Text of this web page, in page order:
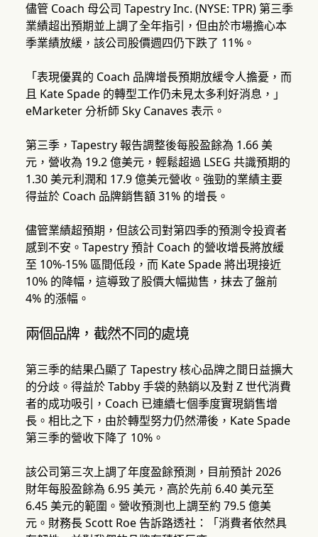
儘管 Coach 母公司 Tapestry Inc. (NYSE: TPR) 第三季
業績超出預期並上調了全年指引，但由於市場擔心本
季業績放緩，該公司股價週四仍下跌了 11%。
「表現優異的 Coach 品牌增長預期放緩令人擔憂，而
且 Kate Spade 的轉型工作仍未見太多利好消息，」
eMarketer 分析師 Sky Canaves 表示。
第三季，Tapestry 報告調整後每股盈餘為 1.66 美
元，營收為 19.2 億美元，輕鬆超過 LSEG 共識預期的
1.30 美元利潤和 17.9 億美元營收。強勁的業績主要
得益於 Coach 品牌銷售額 31% 的增長。
儘管業績超預期，但該公司對第四季的預測令投資者
感到不安。Tapestry 預計 Coach 的營收增長將放緩
至 10%-15% 區間低段，而 Kate Spade 將出現接近
10% 的降幅，這導致了股價大幅拋售，抹去了盤前
4% 的漲幅。
兩個品牌，截然不同的處境
第三季的結果凸顯了 Tapestry 核心品牌之間日益擴大
的分歧。得益於 Tabby 手袋的熱銷以及對 Z 世代消費
者的成功吸引，Coach 已連續七個季度實現銷售增
長。相比之下，由於轉型努力仍然滯後，Kate Spade
第三季的營收下降了 10%。
該公司第三次上調了年度盈餘預測，目前預計 2026
財年每股盈餘為 6.95 美元，高於先前 6.40 美元至
6.45 美元的範圍。營收預測也上調至約 79.5 億美
元。財務長 Scott Roe 告訴路透社：「消費者依然具